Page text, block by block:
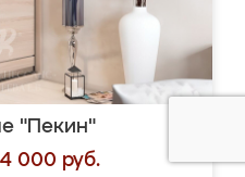
"Пекин"
000 руб.